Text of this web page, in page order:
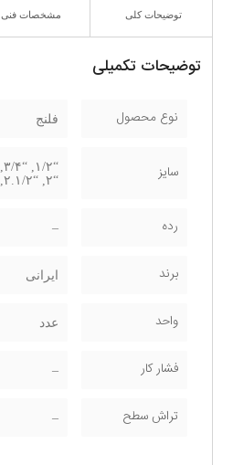
توضیحات کلی مشخصات فنی
توضیحات تکمیلی
نوع محصول فلنج
سایز
“۲, “۲.۱/۲, “۳, “۴, “۵, “۶
رده –
برند ایرانی
واحد عدد
فشار کار –
تراش سطح –